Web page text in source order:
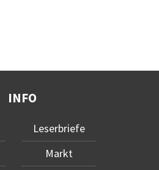
INFO
Leserbriefe
Markt